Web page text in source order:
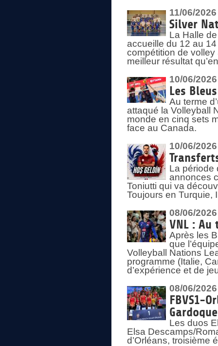
11/06/2026
Silver
La Halle
accueille du 12 au
compétition de
meilleur résultat
10/06/2026
Les
Au terme
attaqué la Volleyball
monde en cinq sets
face au Canada.
10/06/2026
La période
annonces
Toniutti qui va
Toujours en Turquie,
08/06/2026
VNL : Au
Après les
que
Volleyball Nations
programme (Italie,
d’expérience et de
08/06/2026
FBVS1-
Les duos
Elsa Descamps/
d’Orléans, troisième